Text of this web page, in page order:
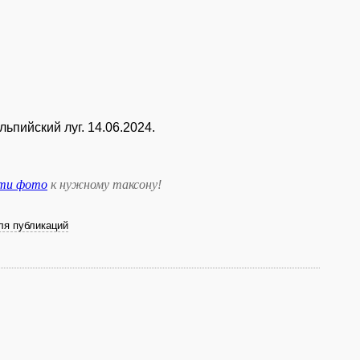
луг. 14.06.2024.
фото к нужному таксону!
публикаций